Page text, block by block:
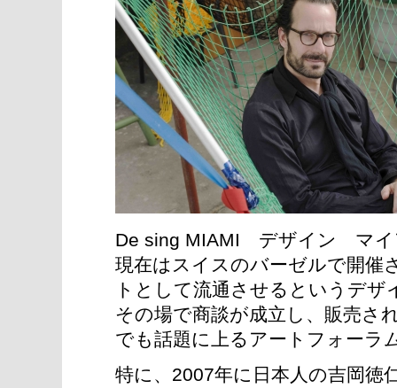
De sing MIAMI デザイン マイ
現在はスイスのバーゼルで開催
トとして流通させるというデザ
その場で商談が成立し、販売さ
でも話題に上るアートフォーラ
特に、2007年に日本人の吉岡徳